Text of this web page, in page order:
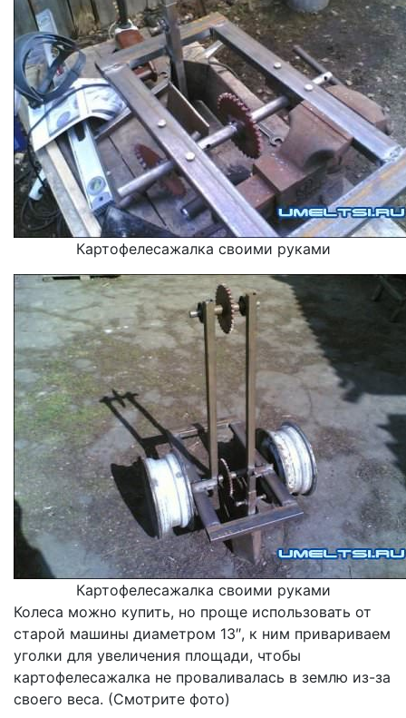
Картофелесажалка своими руками
Картофелесажалка своими руками
Колеса можно купить, но проще использовать от
старой машины диаметром 13″, к ним привариваем
уголки для увеличения площади, чтобы
картофелесажалка не проваливалась в землю из-за
своего веса. (Смотрите фото)